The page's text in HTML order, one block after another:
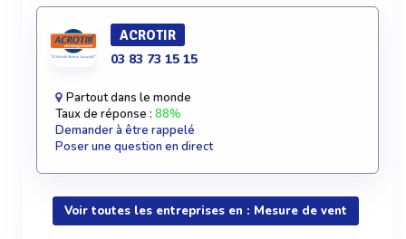
ACROTIR
03 83 73 15 15
Partout dans le monde
Taux de réponse : 88%
Demander à être rappelé
Poser une question en direct
Voir toutes les entreprises en : Mesure de vent